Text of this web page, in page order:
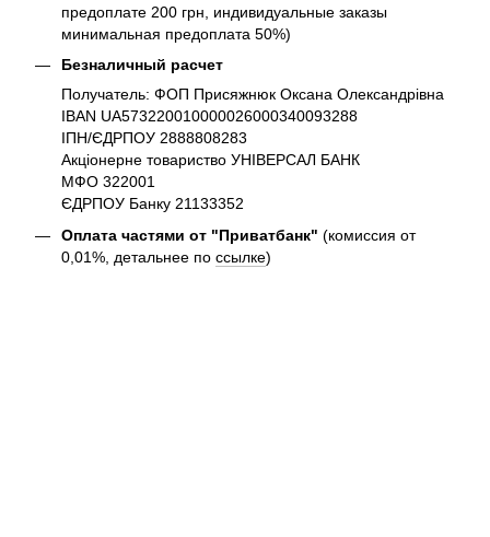
предоплате 200 грн, индивидуальные заказы
минимальная предоплата 50%)
Безналичный расчет
Получатель: ФОП Присяжнюк Оксана Олександрівна
IBAN UA573220010000026000340093288
ІПН/ЄДРПОУ 2888808283
Акціонерне товариство УНІВЕРСАЛ БАНК
МФО 322001
ЄДРПОУ Банку 21133352
Оплата частями от "Приватбанк" (комиссия от
0,01%, детальнее по ссылке)